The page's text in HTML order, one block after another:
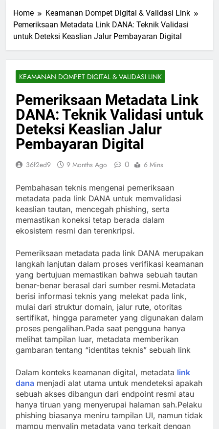
Home
Keamanan Dompet Digital & Validasi Link
Pemeriksaan Metadata Link DANA: Teknik Validasi
untuk Deteksi Keaslian Jalur Pembayaran Digital
KEAMANAN DOMPET DIGITAL & VALIDASI LINK
Pemeriksaan Metadata Link
DANA: Teknik Validasi untuk
Deteksi Keaslian Jalur
Pembayaran Digital
36f2ed9 9 Months Ago 0 6 Mins
Pembahasan teknis mengenai pemeriksaan
metadata pada link DANA untuk memvalidasi
keaslian tautan, mencegah phishing, serta
memastikan koneksi tetap berada dalam
ekosistem resmi dan terenkripsi.
Pemeriksaan metadata pada link DANA merupakan
langkah lanjutan dalam proses verifikasi keamanan
yang bertujuan memastikan bahwa sebuah tautan
benar-benar berasal dari sumber resmi.Metadata
berisi informasi teknis yang melekat pada link,
mulai dari struktur domain, jalur rute, otoritas
sertifikat, hingga parameter yang digunakan dalam
proses pengalihan.Pada saat pengguna hanya
melihat tampilan luar, metadata memberikan
gambaran tentang “identitas teknis” sebuah link
Dalam konteks keamanan digital, metadata link
dana menjadi alat utama untuk mendeteksi apakah
sebuah akses dibangun dari endpoint resmi atau
hanya tiruan yang menyerupai halaman sah.Pelaku
phishing biasanya meniru tampilan UI, namun tidak
mampu menyalin metadata yang terkait dengan